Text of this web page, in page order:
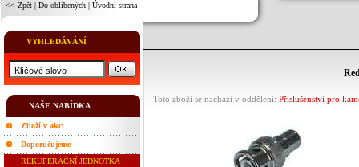
<< Zpět | Do oblíbených | Úvodní strana
VYHLEDÁVÁNÍ
NAŠE NABÍDKA
Zboží v akci
Doporučujeme
REKUPERAČNÍ JEDNOTKA
Toto zboží se nachází v oddělení: Příslušenství pro